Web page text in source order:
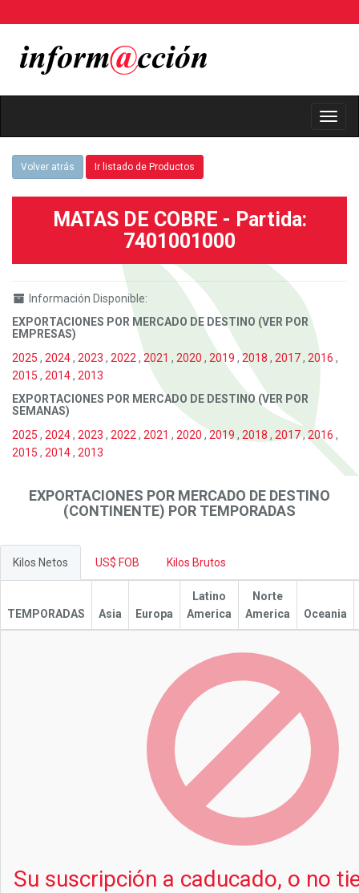
Volver atrás Ir listado de Productos
MATAS DE COBRE - Partida:
7401001000
Información Disponible:
EXPORTACIONES POR MERCADO DE DESTINO (VER POR
EMPRESAS)
2025 , 2024, 2023 , 2022 , 2021 , 2020 , 2019 , 2018 , 2017, 2016 ,
2015 , 2014, 2013
EXPORTACIONES POR MERCADO DE DESTINO (VER POR
SEMANAS)
2025 , 2024, 2023 , 2022 , 2021 , 2020 , 2019 , 2018 , 2017,2016 ,
2015 , 2014, 2013
EXPORTACIONES POR MERCADO DE DESTINO
(CONTINENTE) POR TEMPORADAS
Kilos Netos US$ FOB Kilos Brutos
TEMPORADAS Asia Europa
Latino
America
Norte
America
Oceania
Su suscripción a caducado, o no